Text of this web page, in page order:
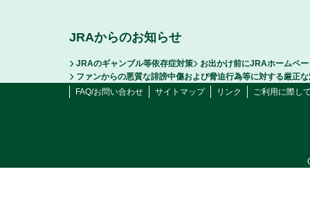
JRAからのお知らせ
JRAのギャンブル等依存症対策
お出かけ前にJRAホームペ
ファンからの悪質な誹謗中傷および脅迫行為等に対する厳正
FAQ/お問い合わせ
サイトマップ リンク ご利用に際し